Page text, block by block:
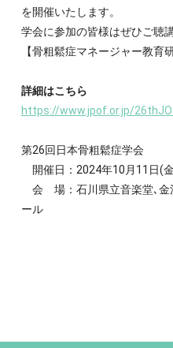
を開催いたします。
学会に参加の皆様はぜひご聴
【骨粗鬆症マネージャー教育
詳細はこちら
https://www.jpof.or.jp/
第26回日本骨粗鬆症学会
開催日：2024年10月11日(
会 場：石川県立音楽堂､金
ール